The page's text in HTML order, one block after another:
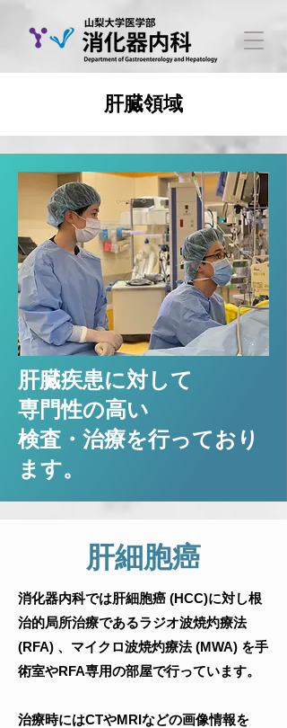
肝臓領域
肝臓疾患に対して
専門性の高い
検査・治療を行っており
ます。
肝細胞癌
消化器内科では肝細胞癌 (HCC)に対し根
治的局所治療であるラジオ波焼灼療法
(RFA) 、マイクロ波焼灼療法 (MWA) を手
術室やRFA専用の部屋で行っています。
治療時にはCTやMRIなどの画像情報を